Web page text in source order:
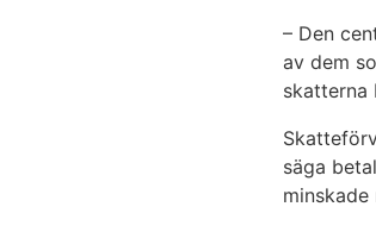
– Den
av dem
skatterna
säga